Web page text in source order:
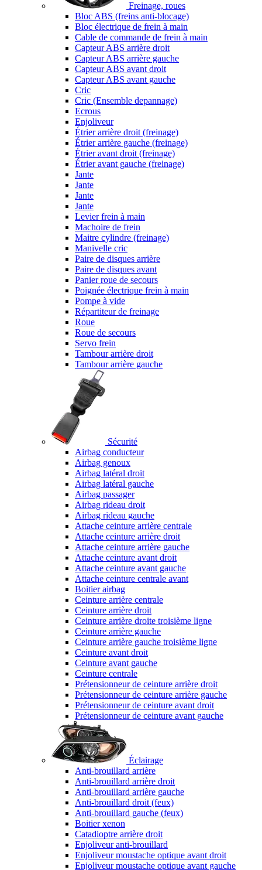
Freinage, roues
Bloc ABS (freins anti-blocage)
Bloc électrique de frein à main
Cable de commande de frein à main
Capteur ABS arrière droit
Capteur ABS arrière gauche
Capteur ABS avant droit
Capteur ABS avant gauche
Cric
Cric (Ensemble depannage)
Ecrous
Enjoliveur
Étrier arrière droit (freinage)
Étrier arrière gauche (freinage)
Étrier avant droit (freinage)
Étrier avant gauche (freinage)
Jante
Jante
Jante
Jante
Levier frein à main
Machoire de frein
Maitre cylindre (freinage)
Manivelle cric
Paire de disques arrière
Paire de disques avant
Panier roue de secours
Poignée électrique frein à main
Pompe à vide
Répartiteur de freinage
Roue
Roue de secours
Servo frein
Tambour arrière droit
Tambour arrière gauche
Sécurité
Airbag conducteur
Airbag genoux
Airbag latéral droit
Airbag latéral gauche
Airbag passager
Airbag rideau droit
Airbag rideau gauche
Attache ceinture arrière centrale
Attache ceinture arrière droit
Attache ceinture arrière gauche
Attache ceinture avant droit
Attache ceinture avant gauche
Attache ceinture centrale avant
Boitier airbag
Ceinture arrière centrale
Ceinture arrière droit
Ceinture arrière droite troisième ligne
Ceinture arrière gauche
Ceinture arrière gauche troisième ligne
Ceinture avant droit
Ceinture avant gauche
Ceinture centrale
Prétensionneur de ceinture arrière droit
Prétensionneur de ceinture arrière gauche
Prétensionneur de ceinture avant droit
Prétensionneur de ceinture avant gauche
Éclairage
Anti-brouillard arrière
Anti-brouillard arrière droit
Anti-brouillard arrière gauche
Anti-brouillard droit (feux)
Anti-brouillard gauche (feux)
Boitier xenon
Catadioptre arrière droit
Enjoliveur anti-brouillard
Enjoliveur moustache optique avant droit
Enjoliveur moustache optique avant gauche